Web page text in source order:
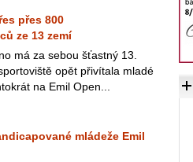
přes 800
ze 13 zemí
má za sebou šťastný 13.
opět přivítala mladé
na Emil Open...
mládeže Emil